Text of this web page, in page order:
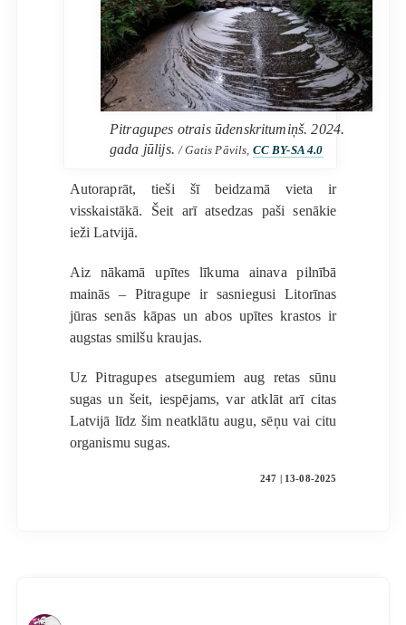
Pitragupes otrais ūdenskritumiņš. 2024.
gada jūlijs./ Gatis Pāvils, CC BY-SA 4.0
Autoraprāt, tieši šī beidzamā vieta ir
visskaistākā. Šeit arī atsedzas paši senākie
ieži Latvijā.
Aiz nākamā upītes līkuma ainava pilnībā
mainās – Pitragupe ir sasniegusi Litorīnas
jūras senās kāpas un abos upītes krastos ir
augstas smilšu kraujas.
Uz Pitragupes atsegumiem aug retas sūnu
sugas un šeit, iespējams, var atklāt arī citas
Latvijā līdz šim neatklātu augu, sēņu vai citu
organismu sugas.
247 | 13-08-2025